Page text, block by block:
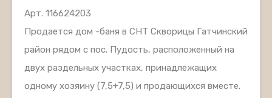
Арт. 116624203
Продается дом -баня в СНТ Скворицы Гатчинский
район рядом с пос. Пудость, расположенный на
двух раздельных участках, принадлежащих
одному хозяину (7,5+7,5) и продающихся вместе.